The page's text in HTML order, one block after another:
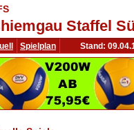
Staffel
Spielplan Stand: